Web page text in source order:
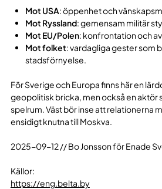
Mot USA: öppenhet och
Mot Ryssland: gemensam militär
Mot EU/Polen: konfrontation och
Mot folket: vardagliga gester som
stadsförnyelse.
För Sverige och Europa finns här en
geopolitisk bricka, men också en aktör
spelrum. Väst bör inse att relationerna
ensidigt knutna till Moskva.
2025-09-12 // Bo Jonsson för Enade
Källor:
https://eng.belta.by